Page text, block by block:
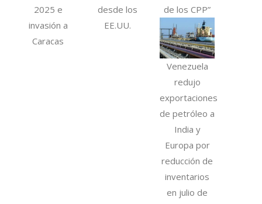
2025 e
invasión a
Caracas
desde los
EE.UU.
de los CPP”
Venezuela
redujo
exportaciones
de petróleo a
India y
Europa por
reducción de
inventarios
en julio de